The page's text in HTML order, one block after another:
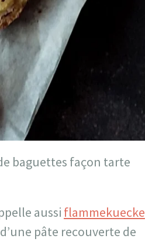
baguettes façon tarte
aussi flammekuecke
pâte recouverte de